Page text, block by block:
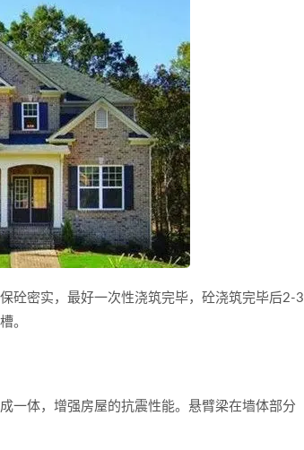
密实，最好一次性浇筑完毕，砼浇筑完毕后2-3
。
体，增强房屋的抗震性能。悬臂梁在墙体部分